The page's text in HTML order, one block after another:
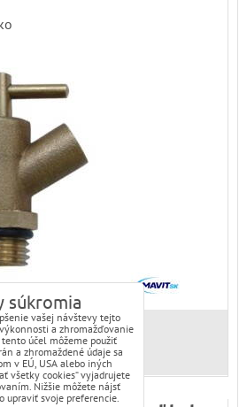
súkromia
vašej návštevy tejto
a zhromažďovanie
účel môžeme použiť
a zhromaždené údaje sa
v EÚ, USA alebo iných
všetky cookies“ vyjadrujete
Nižšie môžete nájsť
upraviť svoje preferencie.